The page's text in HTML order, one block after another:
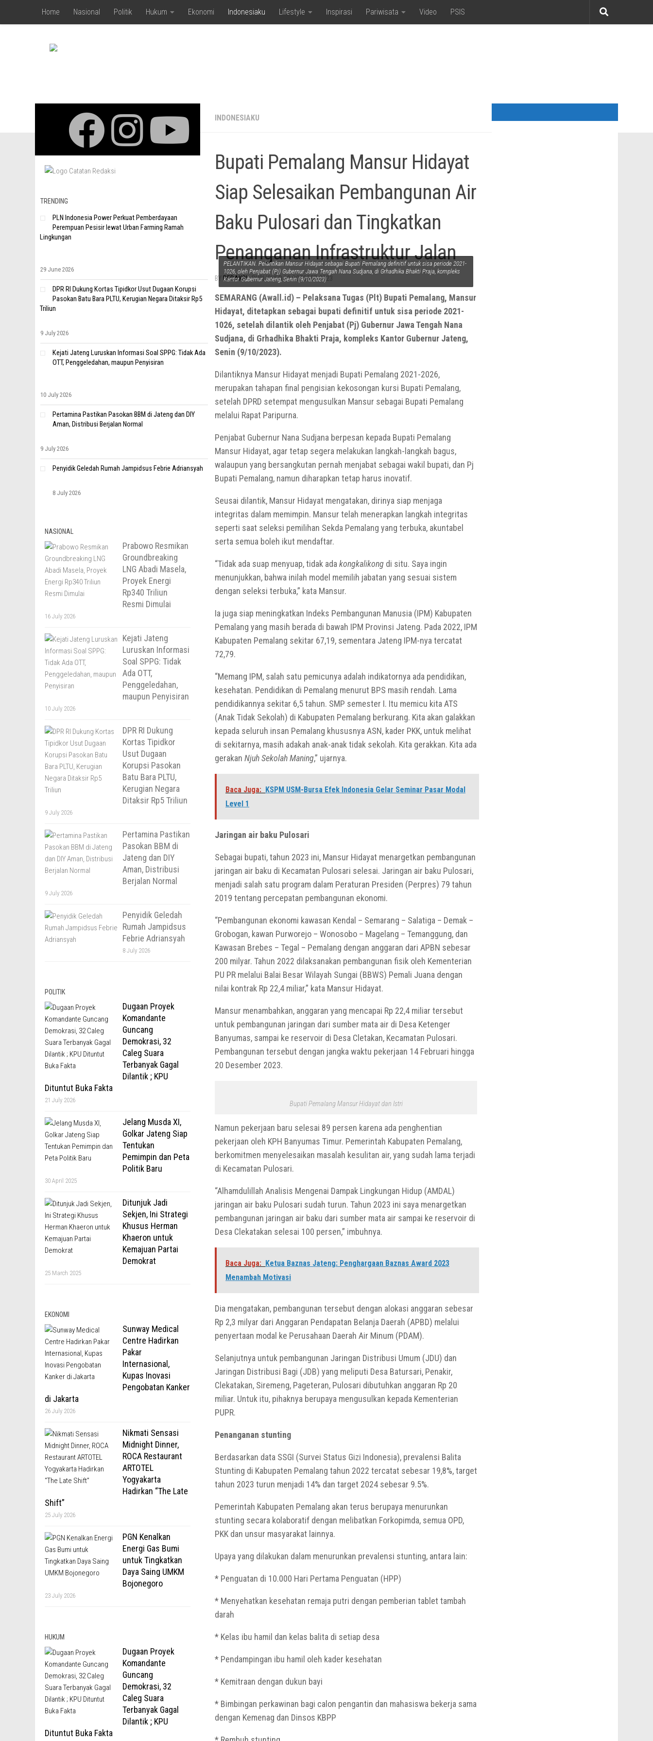
Skip to content
Home Nasional Politik Hukum Ekonomi Indonesiaku Lifestyle Inspirasi Pariwisata Video PSIS
INDONESIAKU
Bupati Pemalang Mansur Hidayat
Siap Selesaikan Pembangunan Air
Baku Pulosari dan Tingkatkan
Penanganan Infrastruktur Jalan
BY REDAKSI· PUBLISHED18 OCTOBER 2023
PELANTIKAN. Pelantikan Mansur Hidayat sebagai Bupati Pemalang definitif untuk sisa periode 2021-
1026, oleh Penjabat (Pj) Gubernur Jawa Tengah Nana Sudjana, di Grhadhika Bhakti Praja, kompleks
Kantor Gubernur Jateng, Senin (9/10/2023)
SEMARANG (Awall.id) – Pelaksana Tugas (Plt) Bupati Pemalang, Mansur
Hidayat, ditetapkan sebagai bupati definitif untuk sisa periode 2021-
1026, setelah dilantik oleh Penjabat (Pj) Gubernur Jawa Tengah Nana
Sudjana, di Grhadhika Bhakti Praja, kompleks Kantor Gubernur Jateng,
Senin (9/10/2023).
Dilantiknya Mansur Hidayat menjadi Bupati Pemalang 2021-2026,
merupakan tahapan final pengisian kekosongan kursi Bupati Pemalang,
setelah DPRD setempat mengusulkan Mansur sebagai Bupati Pemalang
melalui Rapat Paripurna.
Penjabat Gubernur Nana Sudjana berpesan kepada Bupati Pemalang
Mansur Hidayat, agar tetap segera melakukan langkah-langkah bagus,
walaupun yang bersangkutan pernah menjabat sebagai wakil bupati, dan Pj
Bupati Pemalang, namun diharapkan tetap harus inovatif.
Seusai dilantik, Mansur Hidayat mengatakan, dirinya siap menjaga
integritas dalam memimpin. Mansur telah menerapkan langkah integritas
seperti saat seleksi pemilihan Sekda Pemalang yang terbuka, akuntabel
serta semua boleh ikut mendaftar.
“Tidak ada suap menyuap, tidak ada kongkalikong di situ. Saya ingin
menunjukkan, bahwa inilah model memilih jabatan yang sesuai sistem
dengan seleksi terbuka,” kata Mansur.
Ia juga siap meningkatkan Indeks Pembangunan Manusia (IPM) Kabupaten
Pemalang yang masih berada di bawah IPM Provinsi Jateng. Pada 2022, IPM
Kabupaten Pemalang sekitar 67,19, sementara Jateng IPM-nya tercatat
72,79.
“Memang IPM, salah satu pemicunya adalah indikatornya ada pendidikan,
kesehatan. Pendidikan di Pemalang menurut BPS masih rendah. Lama
pendidikannya sekitar 6,5 tahun. SMP semester I. Itu memicu kita ATS
(Anak Tidak Sekolah) di Kabupaten Pemalang berkurang. Kita akan galakkan
kepada seluruh insan Pemalang khususnya ASN, kader PKK, untuk melihat
di sekitarnya, masih adakah anak-anak tidak sekolah. Kita gerakkan. Kita ada
gerakan Njuh Sekolah Maning,” ujarnya.
Baca Juga: KSPM USM-Bursa Efek Indonesia Gelar Seminar Pasar Modal
Level 1
Jaringan air baku Pulosari
Sebagai bupati, tahun 2023 ini, Mansur Hidayat menargetkan pembangunan
jaringan air baku di Kecamatan Pulosari selesai. Jaringan air baku Pulosari,
menjadi salah satu program dalam Peraturan Presiden (Perpres) 79 tahun
2019 tentang percepatan pembangunan ekonomi.
“Pembangunan ekonomi kawasan Kendal – Semarang – Salatiga – Demak –
Grobogan, kawan Purworejo – Wonosobo – Magelang – Temanggung, dan
Kawasan Brebes – Tegal – Pemalang dengan anggaran dari APBN sebesar
200 milyar. Tahun 2022 dilaksanakan pembangunan fisik oleh Kementerian
PU PR melalui Balai Besar Wilayah Sungai (BBWS) Pemali Juana dengan
nilai kontrak Rp 22,4 miliar,” kata Mansur Hidayat.
Mansur menambahkan, anggaran yang mencapai Rp 22,4 miliar tersebut
untuk pembangunan jaringan dari sumber mata air di Desa Ketenger
Banyumas, sampai ke reservoir di Desa Cletakan, Kecamatan Pulosari.
Pembangunan tersebut dengan jangka waktu pekerjaan 14 Februari hingga
20 Desember 2023.
Bupati Pemalang Mansur Hidayat dan Istri
Namun pekerjaan baru selesai 89 persen karena ada penghentian
pekerjaan oleh KPH Banyumas Timur. Pemerintah Kabupaten Pemalang,
berkomitmen menyelesaikan masalah kesulitan air, yang sudah lama terjadi
di Kecamatan Pulosari.
“Alhamdulillah Analisis Mengenai Dampak Lingkungan Hidup (AMDAL)
jaringan air baku Pulosari sudah turun. Tahun 2023 ini saya menargetkan
pembangunan jaringan air baku dari sumber mata air sampai ke reservoir di
Desa Clekatakan selesai 100 persen,” imbuhnya.
Baca Juga: Ketua Baznas Jateng: Penghargaan Baznas Award 2023
Menambah Motivasi
Dia mengatakan, pembangunan tersebut dengan alokasi anggaran sebesar
Rp 2,3 milyar dari Anggaran Pendapatan Belanja Daerah (APBD) melalui
penyertaan modal ke Perusahaan Daerah Air Minum (PDAM).
Selanjutnya untuk pembangunan Jaringan Distribusi Umum (JDU) dan
Jaringan Distribusi Bagi (JDB) yang meliputi Desa Batursari, Penakir,
Clekatakan, Siremeng, Pageteran, Pulosari dibutuhkan anggaran Rp 20
miliar. Untuk itu, pihaknya berupaya mengusulkan kepada Kementerian
PUPR.
Penanganan stunting
Berdasarkan data SSGI (Survei Status Gizi Indonesia), prevalensi Balita
Stunting di Kabupaten Pemalang tahun 2022 tercatat sebesar 19,8%, target
tahun 2023 turun menjadi 14% dan target 2024 sebesar 9.5%.
Pemerintah Kabupaten Pemalang akan terus berupaya menurunkan
stunting secara kolaboratif dengan melibatkan Forkopimda, semua OPD,
PKK dan unsur masyarakat lainnya.
Upaya yang dilakukan dalam menurunkan prevalensi stunting, antara lain:
* Penguatan di 10.000 Hari Pertama Penguatan (HPP)
* Menyehatkan kesehatan remaja putri dengan pemberian tablet tambah
darah
* Kelas ibu hamil dan kelas balita di setiap desa
* Pendampingan ibu hamil oleh kader kesehatan
* Kemitraan dengan dukun bayi
* Bimbingan perkawinan bagi calon pengantin dan mahasiswa bekerja sama
dengan Kemenag dan Dinsos KBPP
TRENDING
PLN Indonesia Power Perkuat Pemberdayaan
Perempuan Pesisir lewat Urban Farming Ramah
Lingkungan
29 June 2026
DPR RI Dukung Kortas Tipidkor Usut Dugaan Korupsi
Pasokan Batu Bara PLTU, Kerugian Negara Ditaksir Rp5
Triliun
9 July 2026
Kejati Jateng Luruskan Informasi Soal SPPG: Tidak Ada
OTT, Penggeledahan, maupun Penyisiran
10 July 2026
Pertamina Pastikan Pasokan BBM di Jateng dan DIY
Aman, Distribusi Berjalan Normal
9 July 2026
Penyidik Geledah Rumah Jampidsus Febrie Adriansyah
8 July 2026
NASIONAL
Prabowo Resmikan
Groundbreaking
LNG Abadi Masela,
Proyek Energi
Rp340 Triliun
Resmi Dimulai
16 July 2026
Kejati Jateng
Luruskan Informasi
Soal SPPG: Tidak
Ada OTT,
Penggeledahan,
maupun Penyisiran
10 July 2026
DPR RI Dukung
Kortas Tipidkor
Usut Dugaan
Korupsi Pasokan
Batu Bara PLTU,
Kerugian Negara
Ditaksir Rp5 Triliun
9 July 2026
Pertamina Pastikan
Pasokan BBM di
Jateng dan DIY
Aman, Distribusi
Berjalan Normal
9 July 2026
Penyidik Geledah
Rumah Jampidsus
Febrie Adriansyah
8 July 2026
POLITIK
Dugaan Proyek
Komandante
Guncang
Demokrasi, 32
Caleg Suara
Terbanyak Gagal
Dilantik ; KPU
Dituntut Buka Fakta
21 July 2026
Jelang Musda XI,
Golkar Jateng Siap
Tentukan
Pemimpin dan Peta
Politik Baru
30 April 2025
Ditunjuk Jadi
Sekjen, Ini Strategi
Khusus Herman
Khaeron untuk
Kemajuan Partai
Demokrat
25 March 2025
EKONOMI
Sunway Medical
Centre Hadirkan
Pakar
Internasional,
Kupas Inovasi
Pengobatan Kanker
di Jakarta
26 July 2026
Nikmati Sensasi
Midnight Dinner,
ROCA Restaurant
ARTOTEL
Yogyakarta
Hadirkan “The Late
Shift”
25 July 2026
PGN Kenalkan
Energi Gas Bumi
untuk Tingkatkan
Daya Saing UMKM
Bojonegoro
23 July 2026
HUKUM
Dugaan Proyek
Komandante
Guncang
Demokrasi, 32
Caleg Suara
Terbanyak Gagal
Dilantik ; KPU
Dituntut Buka Fakta